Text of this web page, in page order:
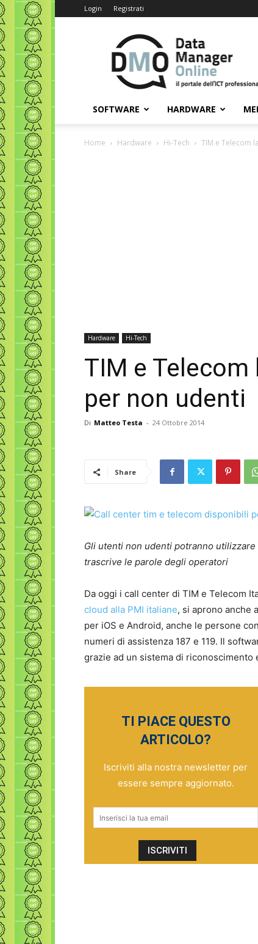
Login Registrati
Data
Manager
Online
SOFTWARE HARDWARE
Home Hardware Hi-Tech TIM e Telecom
Hardware Hi-Tech
TIM e
per non udenti
Di Matteo Testa - 24 Ottobre 2014
Share
Gli utenti non udenti potranno utilizzare
trascrive le parole degli operatori
Da oggi i call center di TIM e Telecom
cloud alla PMI italiane, si aprono anche
per iOS e Android, anche le persone
numeri di assistenza 187 e 119. Il
grazie ad un sistema di riconoscimento
TI PIACE QUESTO
ARTICOLO?
Iscriviti alla nostra newsletter per
essere sempre aggiornato.